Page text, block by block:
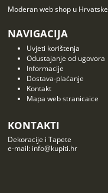
Moderan web shop u Hrvatske
NAVIGACIJA
Uvjeti korištenja
Odustajanje od ugovora
Informacije
Dostava-plaćanje
Kontakt
Mapa web stranicaice
KONTAKTI
Dekoracije i Tapete
e-mail: info@kupiti.hr